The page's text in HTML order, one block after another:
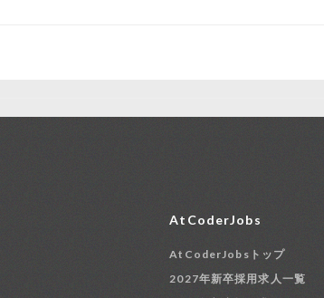
AtCoderJobs
AtCoderJobsトップ
2027年新卒採用求人一覧